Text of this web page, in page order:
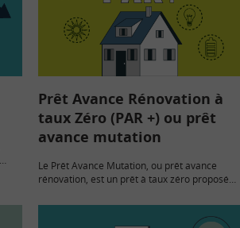
Prêt Avance Rénovation à
taux Zéro (PAR +) ou prêt
avance mutation
Le Prêt Avance Mutation, ou prêt avance
rénovation, est un prêt à taux zéro proposé
Il est destiné à financer des travaux de